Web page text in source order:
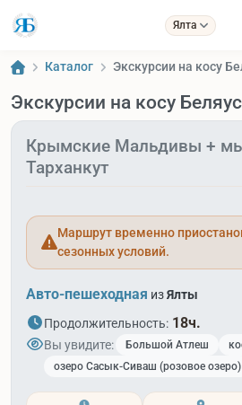
Ялта
Каталог Экскурсии на косу
Экскурсии на косу
Крымские Мальдивы +
Тарханкут
Маршрут временно
сезонных условий.
Авто-пешеходная изЯлты
Продолжительность: 18ч.
Вы увидите: Большой Атлеш
озеро Сасык-Сиваш (розовое озеро)